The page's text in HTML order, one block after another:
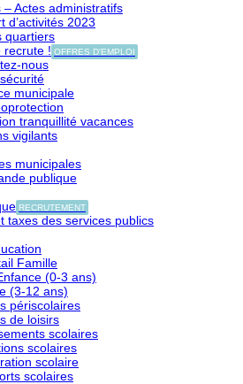
– Actes administratifs
d’activités 2023
quartiers
recrute ! OFFRES D'EMPLOI
nous
municipale
tranquillité vacances
vigilants
municipales
publique
RECRUTEMENT
taxes des services publics
Famille
(0-3 ans)
(3-12 ans)
périscolaires
de loisirs
scolaires
scolaires
scolaire
scolaires